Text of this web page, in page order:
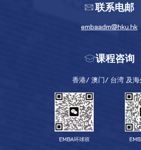
联系电邮
embaadm@hku.hk
课程咨询
香港/ 澳门/ 台湾 及海
EMBA环球班